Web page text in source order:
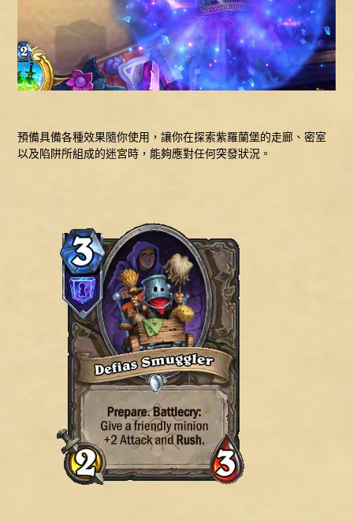
預備具備各種效果隨你使用，讓你在探索紫羅蘭堡的走廊、密室
以及陷阱所組成的迷宮時，能夠應對任何突發狀況。